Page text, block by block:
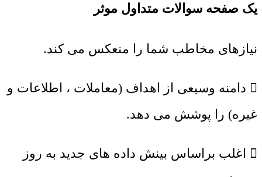
یک صفحه سوالات متداول موثر
نیازهای مخاطب شما را منعکس می کند.
 دامنه وسیعی از اهداف (معاملات ، اطلاعات و
غیره) را پوشش می دهد.
 اغلب براساس بینش داده های جدید به روز